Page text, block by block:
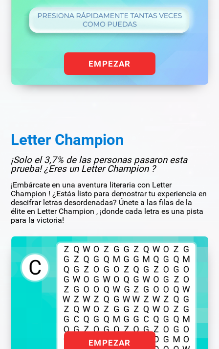
EMPEZAR
Letter Champion
¡Solo el 3,7% de las personas pasaron esta
prueba! ¿Eres un Letter Champion ?
¡Embárcate en una aventura literaria con Letter
Champion ! ¿Estás listo para demostrar tu experiencia en
descifrar letras desordenadas? Únete a las filas de la
élite en Letter Champion , ¡donde cada letra es una pista
para la victoria!
EMPEZAR